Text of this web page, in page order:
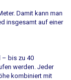
Damit kann man
insgesamt auf einer
– bis zu 40
werden. Jeder
kombiniert mit